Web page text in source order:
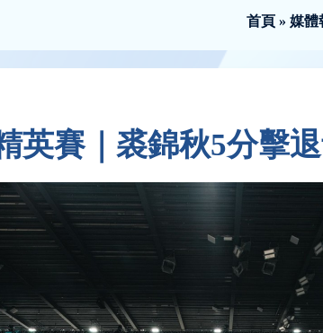
首頁 » 媒體
英賽｜裘錦秋5分擊